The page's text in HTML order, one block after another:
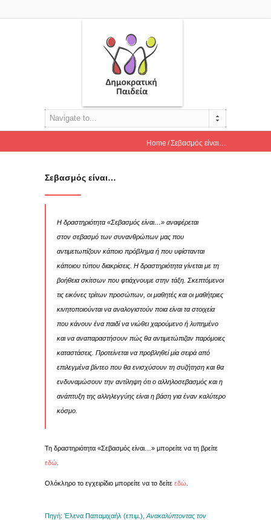
Navigate to...
Home Σεβασμός είναι…
Σεβασμός είναι…
Η δραστηριότητα «Σεβασμός είναι…» αναφέρεται
στον σεβασμό των συνανθρώπων μας που
αντιμετωπίζουν κάποιο πρόβλημα ή που υφίστανται
κάποιου τύπου διακρίσεις. Η δραστηριότητα γίνεται με τη
βοήθεια σκίτσων που φτιάχνουμε στην τάξη. Σκεπτόμενοι
τις εικόνες τρίτων προσώπων, οι μαθητές και οι μαθήτριες
κινητοποιούνται να αναλογιστούν ποια είναι τα στοιχεία
που κάνουν ένα παιδί να νιώθει χαρούμενο ή λυπημένο
και να αναπαραστήσουν πώς θα αντιμετώπιζαν παρόμοιες
καταστάσεις. Προτείνεται να προβληθεί μία σειρά από
επιλεγμένα βίντεο που θα ενισχύσουν τη συζήτηση και θα
ενδυναμώσουν την αντίληψη ότι ο αλληλοσεβασμός και η
ανάπτυξη της αλληλεγγύης είναι η βάση για έναν καλύτερο
κόσμο.
Τη δραστηριότητα «Σεβασμός είναι…» μπορείτε να τη βρείτε
εδώ
Ολόκληρο το εγχειρίδιο μπορείτε να το δείτε εδώ
Πηγή: Έλενα Παπαμιχαήλ (επιμ.), Ανακαλύπτοντας τον